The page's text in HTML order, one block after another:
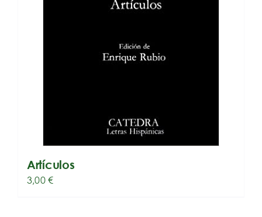
Artículos
3,00€